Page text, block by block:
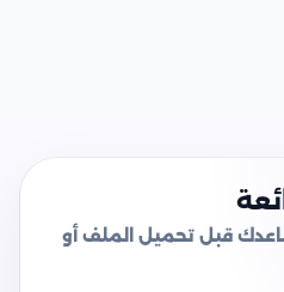
قبل تحميل الملف أو